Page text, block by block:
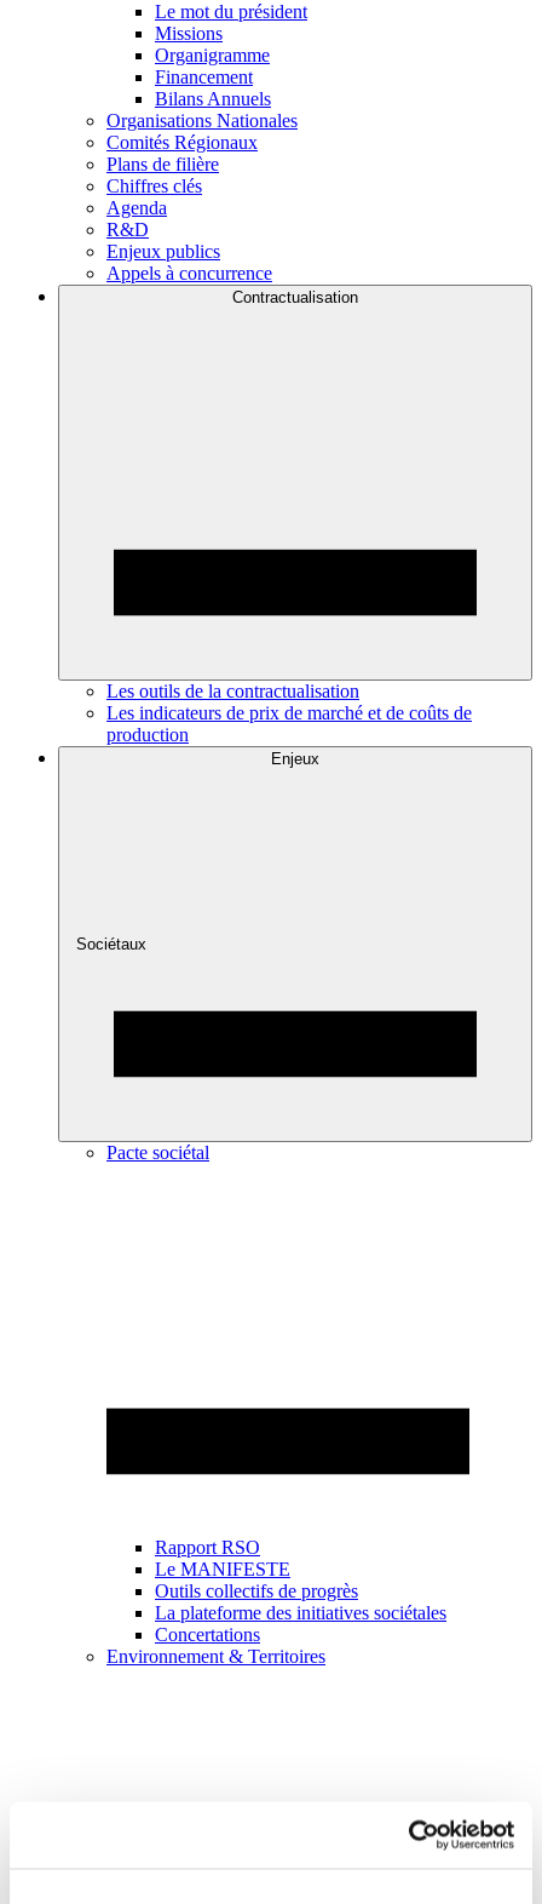
Le mot du président
Missions
Organigramme
Financement
Bilans Annuels
Organisations Nationales
Comités Régionaux
Plans de filière
Chiffres clés
Agenda
R&D
Enjeux publics
Appels à concurrence
Contractualisation
Les outils de la contractualisation
Les indicateurs de prix de marché et de coûts de
production
Enjeux
Sociétaux
Pacte sociétal
Rapport RSO
Le MANIFESTE
Outils collectifs de progrès
La plateforme des initiatives sociétales
Concertations
Environnement & Territoires